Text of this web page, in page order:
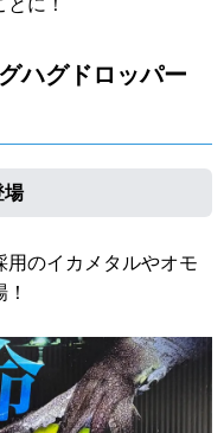
に！
ハグドロッパー
場
用のイカメタルやオモ